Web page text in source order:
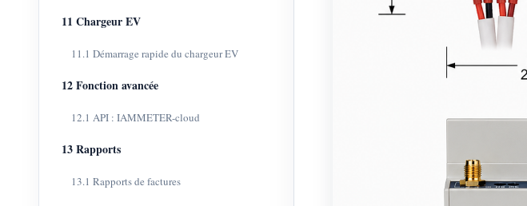
11 Chargeur EV
11.1 Démarrage rapide du chargeur EV
12 Fonction avancée
12.1 API : IAMMETER-cloud
13 Rapports
13.1 Rapports de factures